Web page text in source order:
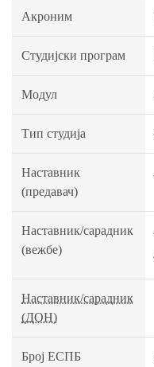
Акроним
Студијски програм
Модул
Тип студија
Наставник
(предавач)
Наставник/сарадник
(вежбе)
Наставник/сарадник
(ДОН)
Број ЕСПБ